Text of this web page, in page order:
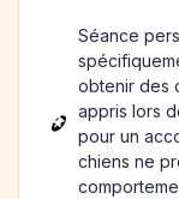
Séance
obtenir des
appris lors
pour un
chiens ne